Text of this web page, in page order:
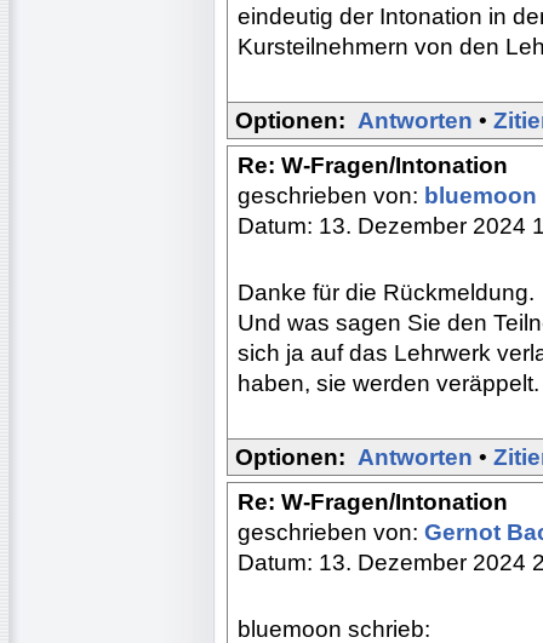
eindeutig der Intonation in
Kursteilnehmern von den
Optionen: Antworten •
Re: W-Fragen/Intonation
geschrieben von: bluemoon
Datum: 13. Dezember 2024
Danke für die Rückmeldung.
Und was sagen Sie den
sich ja auf das Lehrwerk
haben, sie werden veräppelt.
Optionen: Antworten •
Re: W-Fragen/Intonation
geschrieben von: Gernot
Datum: 13. Dezember 2024
bluemoon schrieb: